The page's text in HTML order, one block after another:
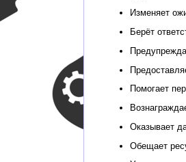
Изменяет
Берёт
Помогает
Оказывает
Обещает